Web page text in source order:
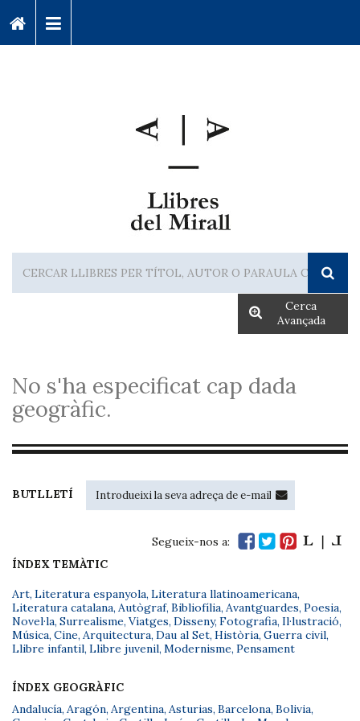
Cerca
Avançada
No s'ha especificat cap dada
geogràfic.
BUTLLETÍ
Segueix-nos a:
ÍNDEX TEMÀTIC
Art, Literatura espanyola, Literatura llatinoamericana,
Literatura catalana, Autògraf, Bibliofília, Avantguardes, Poesia,
Novel·la, Surrealisme, Viatges, Disseny, Fotografia, Il·lustració,
Música, Cine, Arquitectura, Dau al Set, Història, Guerra civil,
Llibre infantil, Llibre juvenil, Modernisme, Pensament
ÍNDEX GEOGRÀFIC
Andalucía, Aragón, Argentina, Asturias, Barcelona, Bolivia,